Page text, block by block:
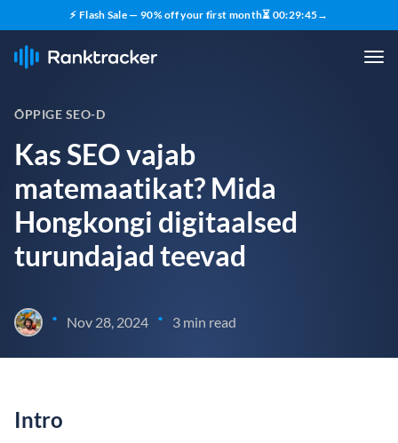
⚡ Flash Sale — 90% off your first month⏳ 00:29:44→
ÕPPIGE SEO-D
Kas SEO vajab
matemaatikat? Mida
Hongkongi digitaalsed
turundajad teevad
• Nov 28, 2024 • 3 min read
Intro